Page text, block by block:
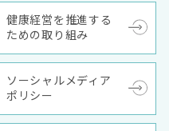
健康経営を推進する
ための取り組み
ソーシャルメディア
ポリシー